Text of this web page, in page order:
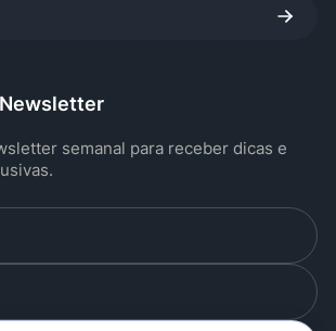
semanal para receber dicas e